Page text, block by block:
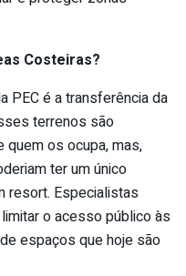
Costeiras?
PEC é a transferência da
terrenos são
os ocupa, mas,
ter um único
resort. Especialistas
o acesso público às
espaços que hoje são